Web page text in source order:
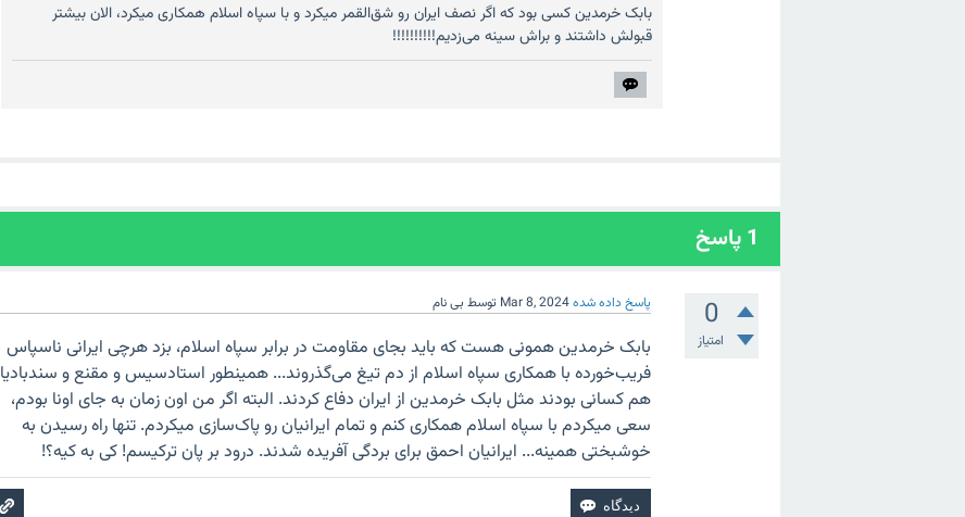
بابک خرمدین کسی بود که اگر نصف ایران رو شق‌القمر میکرد و با سپاه اسلام همکاری میکرد، الان بیشتر
قبولش داشتند و براش سینه می‌زدیم!!!!!!!!!!
1پاسخ
0
امتیاز
پاسخ داده شدهMar 8, 2024 توسط بی نام
بابک خرمدین همونی هست که باید بجای مقاومت در برابر سپاه اسلام، بزد هرچی ایرانی ناسپاس
فریب‌خورده با همکاری سپاه اسلام از دم تیغ می‌گذروند... همینطور استادسیس و مقنع و سندبادیا
هم کسانی بودند مثل بابک خرمدین از ایران دفاع کردند. البته اگر من اون زمان به جای اونا بودم،
سعی میکردم با سپاه اسلام همکاری کنم و تمام ایرانیان رو پاک‌سازی میکردم. تنها راه رسیدن به
خوشبختی همینه... ایرانیان احمق برای بردگی آفریده شدند. درود بر پان ترکیسم! کی به کیه؟!